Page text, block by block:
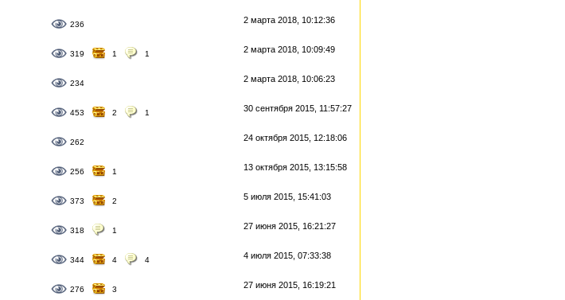
236 2 марта 2018, 10:12:36
319 1 1 2 марта 2018, 10:09:49
234 2 марта 2018, 10:06:23
453 2 1 30 сентября 2015, 11:57:27
262 24 октября 2015, 12:18:06
256 1 13 октября 2015, 13:15:58
373 2 5 июля 2015, 15:41:03
318 1 27 июня 2015, 16:21:27
344 4 4 4 июля 2015, 07:33:38
276 3 27 июня 2015, 16:19:21